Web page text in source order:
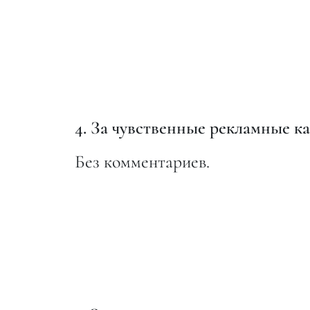
4. За чувственные рекламные
Без комментариев.